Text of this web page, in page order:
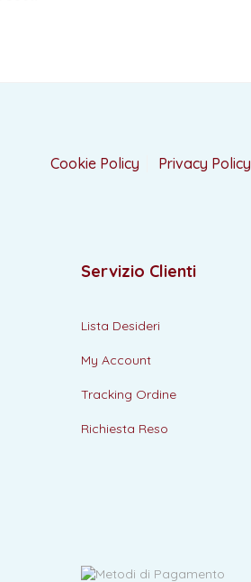
Cookie Policy Privacy Policy
Servizio Clienti
Lista Desideri
My Account
Tracking Ordine
Richiesta Reso